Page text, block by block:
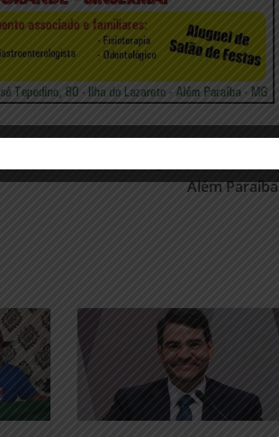
Além Paraíba